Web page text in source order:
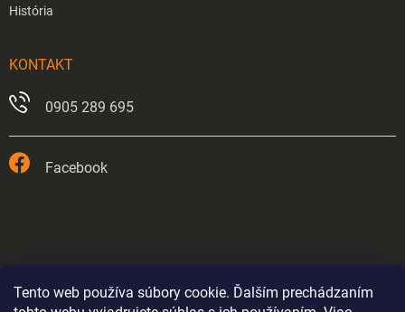
Tento web používa súbory cookie. Ďalším prechádzaním
História
KONTAKT
0905 289 695
Facebook